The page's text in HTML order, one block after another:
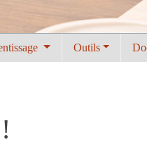
Outils